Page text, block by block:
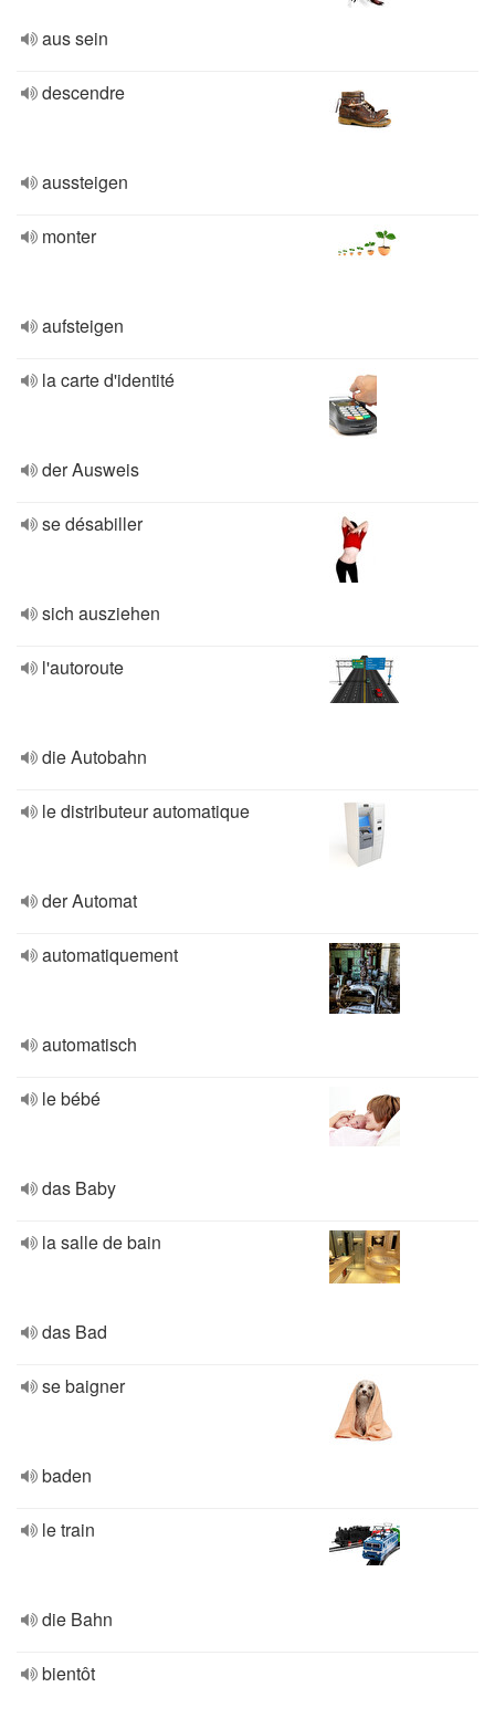
aus sein
descendre
aussteigen
monter
aufsteigen
la carte d'identité
der Ausweis
se désabiller
sich ausziehen
l'autoroute
die Autobahn
le distributeur automatique
der Automat
automatiquement
automatisch
le bébé
das Baby
la salle de bain
das Bad
se baigner
baden
le train
die Bahn
bientôt